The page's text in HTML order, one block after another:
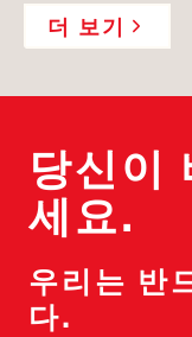
더 보기
당신이
세요.
우리는 반
다.